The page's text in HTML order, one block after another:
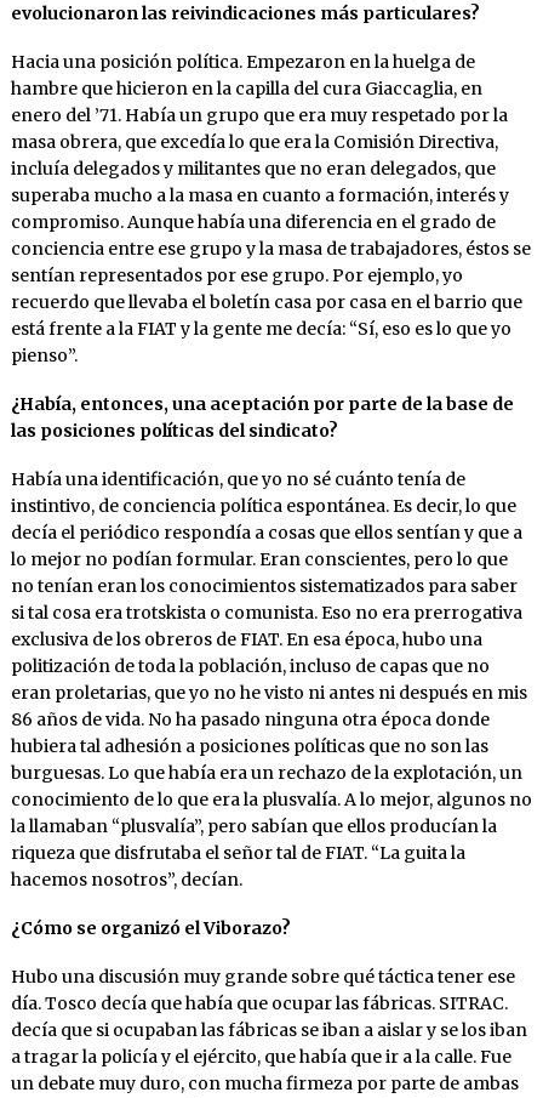
evolucionaron las reivindicaciones más particulares?
Hacia una posición política. Empezaron en la huelga de
hambre que hicieron en la capilla del cura Giaccaglia, en
enero del ’71. Había un grupo que era muy respetado por la
masa obrera, que excedía lo que era la Comisión Directiva,
incluía delegados y militantes que no eran delegados, que
superaba mucho a la masa en cuanto a formación, interés y
compromiso. Aunque había una diferencia en el grado de
conciencia entre ese grupo y la masa de trabajadores, éstos se
sentían representados por ese grupo. Por ejemplo, yo
recuerdo que llevaba el boletín casa por casa en el barrio que
está frente a la FIAT y la gente me decía: “Sí, eso es lo que yo
pienso”.
¿Había, entonces, una aceptación por parte de la base de
las posiciones políticas del sindicato?
Había una identificación, que yo no sé cuánto tenía de
instintivo, de conciencia política espontánea. Es decir, lo que
decía el periódico respondía a cosas que ellos sentían y que a
lo mejor no podían formular. Eran conscientes, pero lo que
no tenían eran los conocimientos sistematizados para saber
si tal cosa era trotskista o comunista. Eso no era prerrogativa
exclusiva de los obreros de FIAT. En esa época, hubo una
politización de toda la población, incluso de capas que no
eran proletarias, que yo no he visto ni antes ni después en mis
86 años de vida. No ha pasado ninguna otra época donde
hubiera tal adhesión a posiciones políticas que no son las
burguesas. Lo que había era un rechazo de la explotación, un
conocimiento de lo que era la plusvalía. A lo mejor, algunos no
la llamaban “plusvalía”, pero sabían que ellos producían la
riqueza que disfrutaba el señor tal de FIAT. “La guita la
hacemos nosotros”, decían.
¿Cómo se organizó el Viborazo?
Hubo una discusión muy grande sobre qué táctica tener ese
día. Tosco decía que había que ocupar las fábricas. SITRAC.
decía que si ocupaban las fábricas se iban a aislar y se los iban
a tragar la policía y el ejército, que había que ir a la calle. Fue
un debate muy duro, con mucha firmeza por parte de ambas